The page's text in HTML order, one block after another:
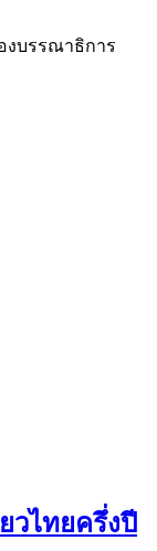
งบรรณาธิการ
วไทยครึ่งปี